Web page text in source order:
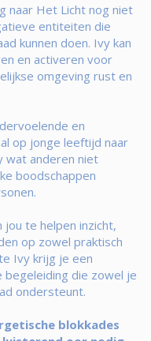
naar Het Licht nog niet
entiteiten die
kunnen doen. Ivy kan
en activeren voor
omgeving rust en
en
op jonge leeftijd naar
wat anderen niet
boodschappen
te helpen inzicht,
op zowel praktisch
Ivy krijg je een
begeleiding die zowel je
ondersteunt.
blokkades